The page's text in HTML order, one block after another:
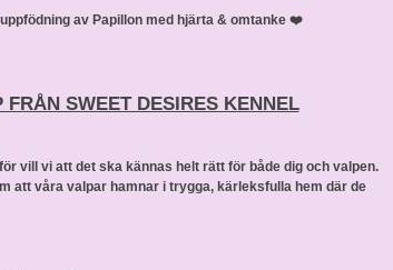
av Papillon med hjärta & omtanke ❤️
FRÅN SWEET DESIRES KENNEL
vill vi att det ska kännas helt rätt för både dig och valpen.
att våra valpar hamnar i trygga, kärleksfulla hem där de